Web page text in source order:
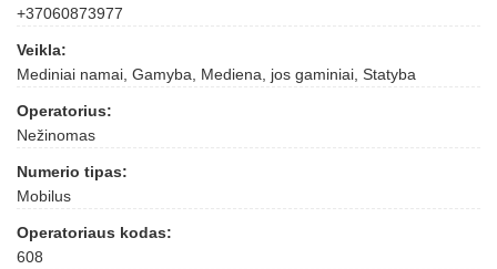
+37060873977
Veikla:
Mediniai namai, Gamyba, Mediena, jos gaminiai, Statyba
Operatorius:
Nežinomas
Numerio tipas:
Mobilus
Operatoriaus kodas:
608